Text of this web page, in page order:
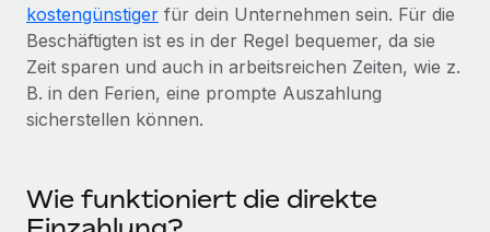
Tools
DIENSTLEISTUNGEN
Frag unsere Expert:innen
Background-Checks
Einfacheres Bewerber:innen-Screening
Partner werden
Entdecke die Möglichkeiten einer Partnerschaft
Remote Build
Demnächst verfügbar
Beratung zu Integrationen und KI-Automatisierung
FALLSTUDIEN
Newsroom
Informationen zu Gehältern und Qualifikationen
Alle Ressourcen anzeigen
kostengünstiger für dein Unternehmen sein. Für die
Beschäftigten ist es in der Regel bequemer, da sie
Zeit sparen und auch in arbeitsreichen Zeiten, wie z.
B. in den Ferien, eine prompte Auszahlung
sicherstellen können.
Wie funktioniert die direkte